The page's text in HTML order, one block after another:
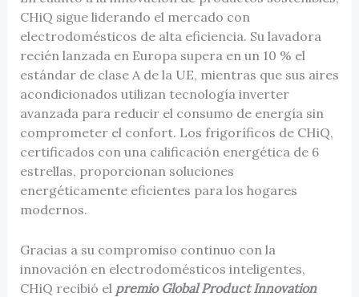
CHiQ sigue liderando el mercado con
electrodomésticos de alta eficiencia. Su lavadora
recién lanzada en Europa supera en un 10 % el
estándar de clase A de la UE, mientras que sus aires
acondicionados utilizan tecnología inverter
avanzada para reducir el consumo de energía sin
comprometer el confort. Los frigoríficos de CHiQ,
certificados con una calificación energética de 6
estrellas, proporcionan soluciones
energéticamente eficientes para los hogares
modernos.
Gracias a su compromiso continuo con la
innovación en electrodomésticos inteligentes,
CHiQ recibió el premio Global Product Innovation